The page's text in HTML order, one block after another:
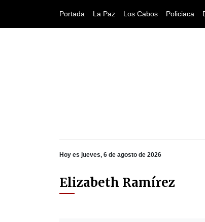
Portada La Paz Los Cabos Policiaca
Hoy es jueves, 6 de agosto de 2026
Elizabeth Ramírez